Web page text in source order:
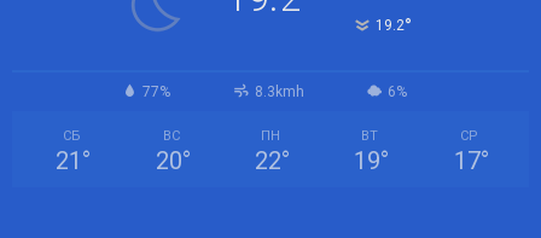
19.2°
77% 8.3kmh 6%
СБ
21 °
ВС
20°
ПН
22°
ВТ
19°
СР
17°